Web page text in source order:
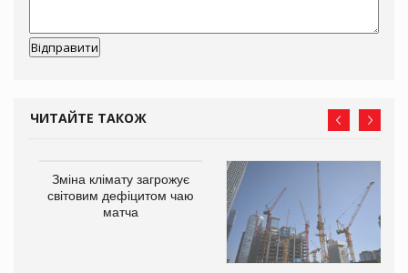
ЧИТАЙТЕ ТАКОЖ
Зміна клімату загрожує
світовим дефіцитом чаю
матча